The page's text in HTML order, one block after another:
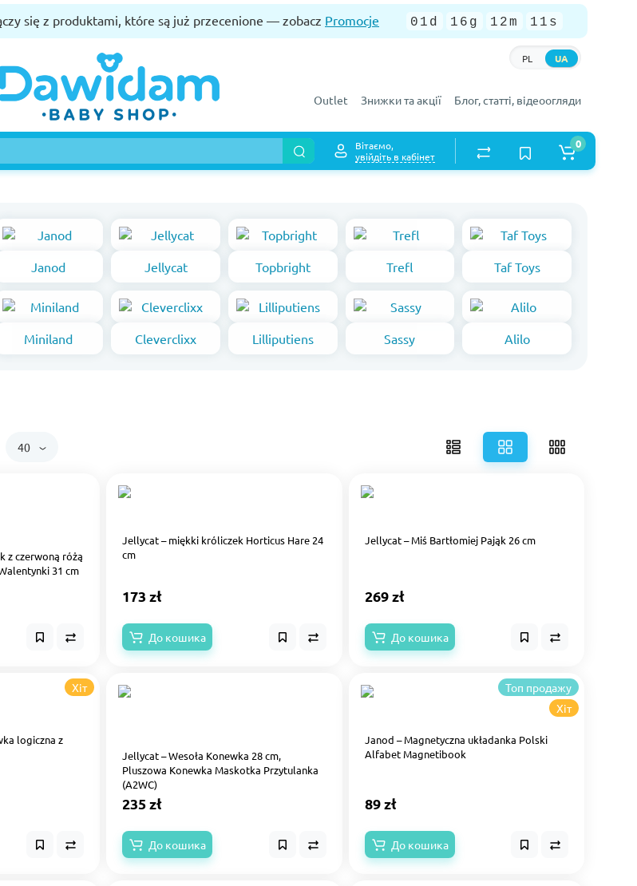
się z produktami, które są już przecenione — zobacz Promocje 01d 16g 12m 10s
PL UA
Outlet Знижки та акції Блог, статті, відеоогляди
Вітаємо,
увійдіть в кабінет
0
Janod Jellycat Topbright Trefl Taf Toys
Miniland Cleverclixx Lilliputiens Sassy Alilo
40
z czerwoną różą
31 cm
Jellycat – miękki króliczek Horticus Hare 24
cm
173 zł
До кошика
Jellycat – Miś Bartłomiej Pająk 26 cm
269 zł
До кошика
Хіт
logiczna z
Jellycat – Wesoła Konewka 28 cm,
Pluszowa Konewka Maskotka Przytulanka
(A2WC)
235 zł
До кошика
Топ продажу
Хіт
Janod – Magnetyczna układanka Polski
Alfabet Magnetibook
89 zł
До кошика